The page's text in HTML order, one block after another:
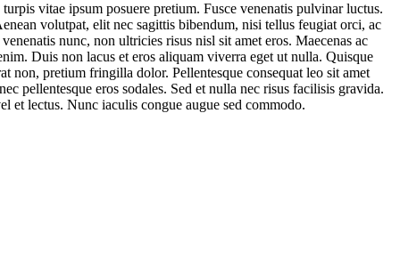
vitae ipsum posuere pretium. Fusce venenatis pulvinar luctus.
volutpat, elit nec sagittis bibendum, nisi tellus feugiat orci, ac
nunc, non ultricies risus nisl sit amet eros. Maecenas ac
Duis non lacus et eros aliquam viverra eget ut nulla. Quisque
non, pretium fringilla dolor. Pellentesque consequat leo sit amet
pellentesque eros sodales. Sed et nulla nec risus facilisis gravida.
et lectus. Nunc iaculis congue augue sed commodo.